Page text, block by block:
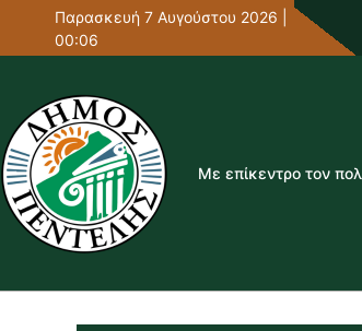
Παρασκευή 7 Αυγούστου 2026 |
00:06
Με επίκεντρο τον